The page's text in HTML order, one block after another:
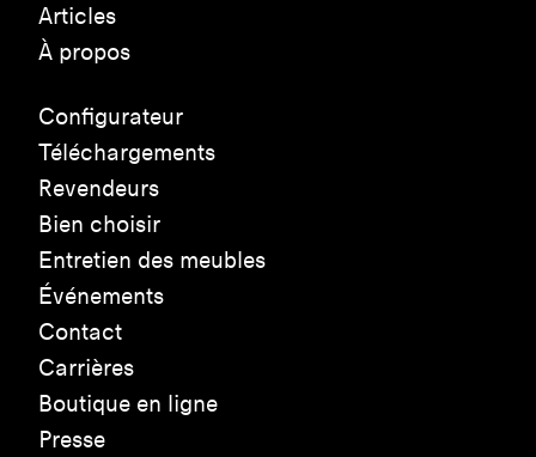
Articles
À propos
Configurateur
Téléchargements
Revendeurs
Bien choisir
Entretien des meubles
Événements
Contact
Carrières
Boutique en ligne
Presse